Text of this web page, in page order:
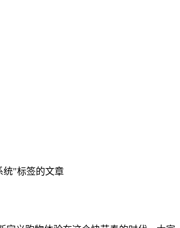
统"标签的文章